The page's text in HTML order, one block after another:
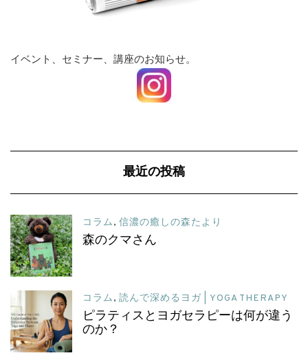
イベント、セミナー、講座のお知らせ。
最近の投稿
コラム, 信濃の癒しの森たより
森のクマさん
コラム, 読んで深めるヨガ | YOGA THERAPY
ピラティスとヨガセラピーは何が違う
のか？